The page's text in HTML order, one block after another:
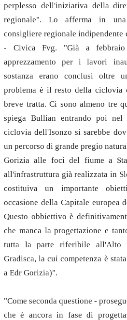
perplesso dell'iniziativa della
regionale". Lo afferma in
consigliere regionale indipendente
- Civica Fvg. "Già a febbraio
apprezzamento per i lavori
sostanza erano conclusi oltre
problema è il resto della ciclovia
breve tratta. Ci sono almeno tre
spiega Bullian entrando poi
ciclovia dell'Isonzo si sarebbe
un percorso di grande pregio
Gorizia alle foci del fiume a
all'infrastruttura già realizzata in
costituiva un importante
occasione della Capitale europea
Questo obbiettivo è
che manca la progettazione e
tutta la parte riferibile all'Alto
Gradisca, la cui competenza è
a Edr Gorizia)".
"Come seconda questione -
che è ancora in fase di